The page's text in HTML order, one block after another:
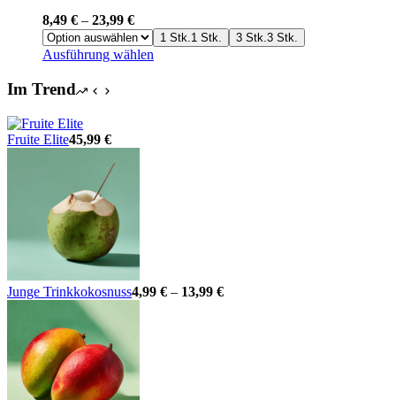
8,49 € – 23,99 €
1 Stk.1 Stk. 3 Stk.3 Stk.
Ausführung wählen
Im Trend
Fruite Elite45,99 €
Junge Trinkkokosnuss4,99 € – 13,99 €